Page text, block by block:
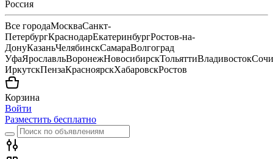
Россия
Все городаМоскваСанкт-
ПетербургКраснодарЕкатеринбургРостов-на-
ДонуКазаньЧелябинскСамараВолгоград
УфаЯрославльВоронежНовосибирскТольяттиВладивостокСочи
ИркутскПензаКрасноярскХабаровскРостов
Корзина
Войти
Разместить бесплатно